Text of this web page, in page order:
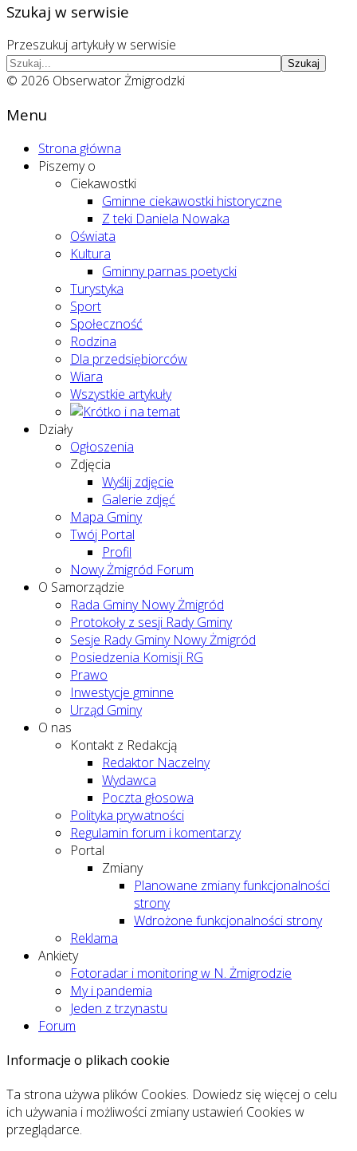
Szukaj w serwisie
Przeszukuj artykuły w serwisie
Szukaj
© 2026 Obserwator Żmigrodzki
Menu
Strona główna
Piszemy o
Ciekawostki
Gminne ciekawostki historyczne
Z teki Daniela Nowaka
Oświata
Kultura
Gminny parnas poetycki
Turystyka
Sport
Społeczność
Rodzina
Dla przedsiębiorców
Wiara
Wszystkie artykuły
Działy
Ogłoszenia
Zdjęcia
Wyślij zdjęcie
Galerie zdjęć
Mapa Gminy
Twój Portal
Profil
Nowy Żmigród Forum
O Samorządzie
Rada Gminy Nowy Żmigród
Protokoły z sesji Rady Gminy
Sesje Rady Gminy Nowy Żmigród
Posiedzenia Komisji RG
Prawo
Inwestycje gminne
Urząd Gminy
O nas
Kontakt z Redakcją
Redaktor Naczelny
Wydawca
Poczta głosowa
Polityka prywatności
Regulamin forum i komentarzy
Portal
Zmiany
Planowane zmiany funkcjonalności
strony
Wdrożone funkcjonalności strony
Reklama
Ankiety
Fotoradar i monitoring w N. Żmigrodzie
My i pandemia
Jeden z trzynastu
Forum
Informacje o plikach cookie
Ta strona używa plików Cookies. Dowiedz się więcej o celu
ich używania i możliwości zmiany ustawień Cookies w
przeglądarce.